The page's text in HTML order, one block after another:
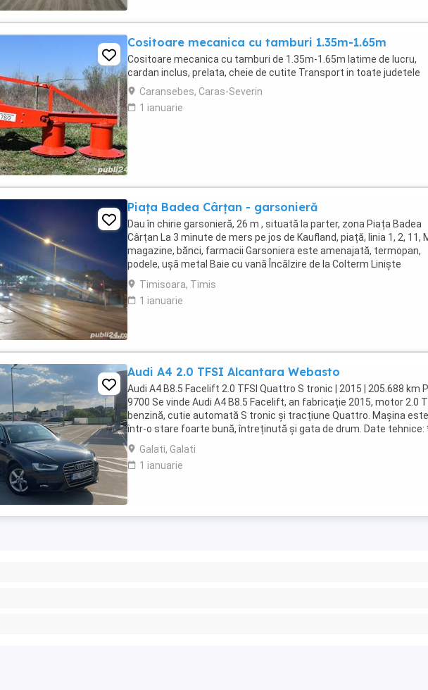
Cositoare mecanica cu tamburi 1.35m-1.65m
Cositoare mecanica cu tamburi de 1.35m-1.65m latime de lucru,
cardan inclus, prelata, cheie de cutite Transport in toate judetele
Caransebes, Caras-Severin
1 ianuarie
Piața Badea Cârțan - garsonieră
Dau în chirie garsonieră, 26 m , situată la parter, zona Piața Badea
Cârțan La 3 minute de mers pe jos de Kaufland, piață, linia 1, 2, 11,
magazine, bănci, farmacii Garsoniera este amenajată, termopan,
podele, ușă metal Baie cu vană Încălzire de la Colterm Liniște
Garsoniera este mobilată ...
Timisoara, Timis
1 ianuarie
Audi A4 2.0 TFSI Alcantara Webasto
Audi A4 B8.5 Facelift 2.0 TFSI Quattro S tronic | 2015 | 205.688 km
9700 Se vinde Audi A4 B8.5 Facelift, an fabricație 2015, motor 2.0
benzină, cutie automată S tronic și tracțiune Quattro. Mașina este
într-o stare foarte bună, întreținută și gata de drum. Date tehnice:
fabricație: ...
Galati, Galati
1 ianuarie